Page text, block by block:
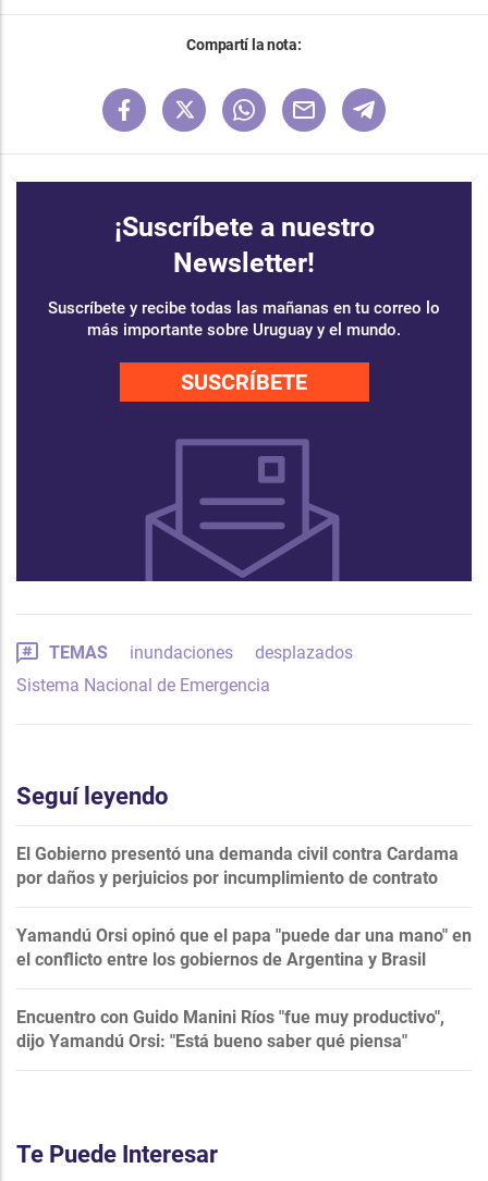
Compartí la nota:
¡Suscríbete a nuestro
Newsletter!
Suscríbete y recibe todas las mañanas en tu correo lo
más importante sobre Uruguay y el mundo.
SUSCRÍBETE
TEMAS inundaciones
desplazados
Sistema Nacional de Emergencia
Seguí leyendo
El Gobierno presentó una demanda civil contra Cardama
por daños y perjuicios por incumplimiento de contrato
Yamandú Orsi opinó que el papa "puede dar una mano" en
el conflicto entre los gobiernos de Argentina y Brasil
Encuentro con Guido Manini Ríos "fue muy productivo",
dijo Yamandú Orsi: "Está bueno saber qué piensa"
Te Puede Interesar